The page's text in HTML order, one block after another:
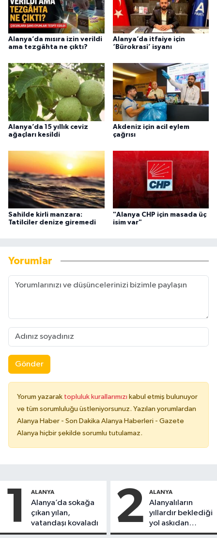
Alanya’da mısıra izin verildi
ama tezgâhta ne çıktı?
Alanya’da itfaiye için
‘Bürokrasi’ isyanı
Alanya’da 15 yıllık ceviz
ağaçları kesildi
Akdeniz için acil eylem
çağrısı
Sahilde kirli manzara:
Tatilciler denize giremedi
"Alanya CHP için masada üç
isim var"
Yorumlar
Gönder
Yorum yazarak topluluk kurallarımızı kabul etmiş bulunuyor
ve tüm sorumluluğu üstleniyorsunuz. Yazılan yorumlardan
Alanya Haber - Son Dakika Alanya Haberleri - Gazete
Alanya hiçbir şekilde sorumlu tutulamaz.
1 ALANYA
Alanya’da sokağa
çıkan yılan,
vatandaşı kovaladı
2 ALANYA
Alanyalıların
yıllardır beklediği
yol askıdan
döndü